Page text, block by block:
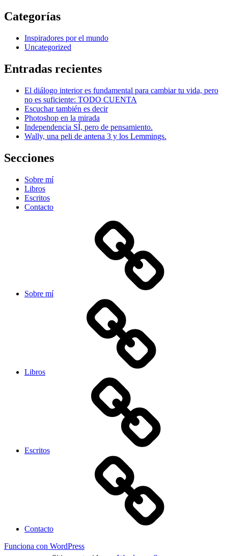
Categorías
Inspiradores por el mundo
Uncategorized
Entradas recientes
El diálogo interior es fundamental para cambiar tu vida, pero
no es suficiente: TODO CUENTA
Escuchar también es decir
Photoshop en la mirada
Independencia SÍ, pero de pensamiento.
Wally, una peli de antena 3 y los Lemmings.
Secciones
Sobre mí
Libros
Escritos
Contacto
Sobre mí
Libros
Escritos
Contacto
Funciona con WordPress